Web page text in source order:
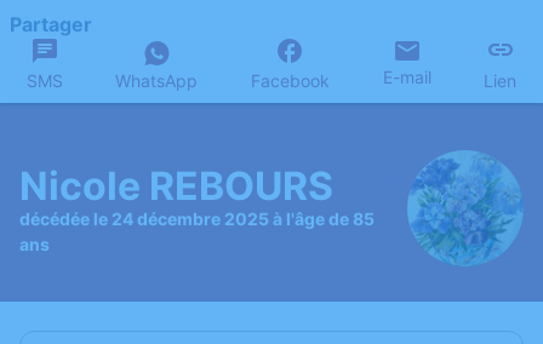
Partager
SMS WhatsApp Facebook E-mail Lien
Nicole REBOURS
décédée le 24 décembre 2025 à l'âge de 85
ans